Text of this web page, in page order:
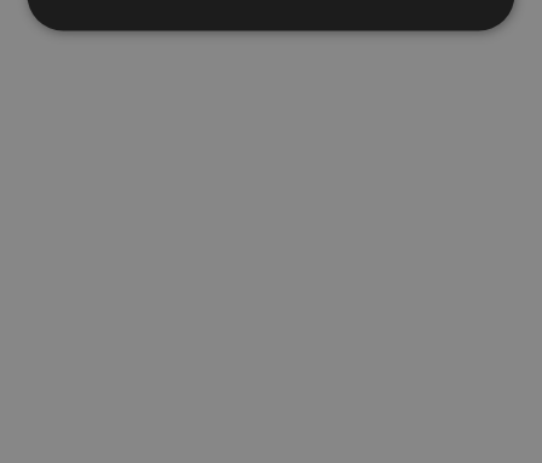
10.7.2026 Mehr lesen